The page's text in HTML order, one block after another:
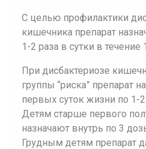
С целью профилактики
кишечника препарат
1-2 раза в сутки в течение
При дисбактериозе
группы “риска” препарат
первых суток жизни по 1-
Детям старше первого
назначают внутрь по 3
Грудным детям препарат